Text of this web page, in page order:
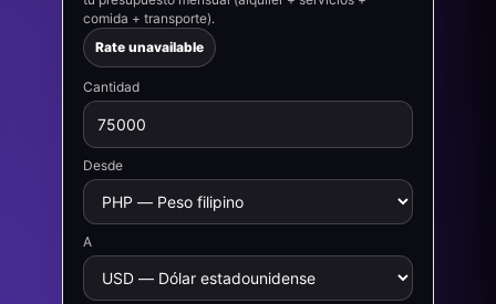
comida + transporte).
Rate unavailable
Cantidad
Desde
A